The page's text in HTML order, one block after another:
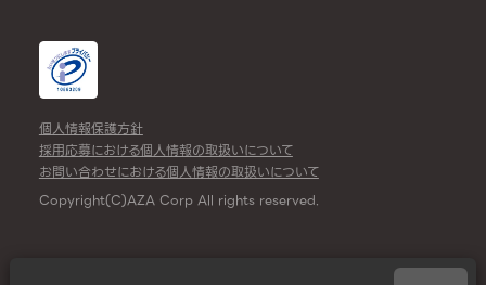
個人情報保護方針
採用応募における個人情報の取扱いについて
お問い合わせにおける個人情報の取扱いについて
Copyright(C)AZA Corp All rights reserved.